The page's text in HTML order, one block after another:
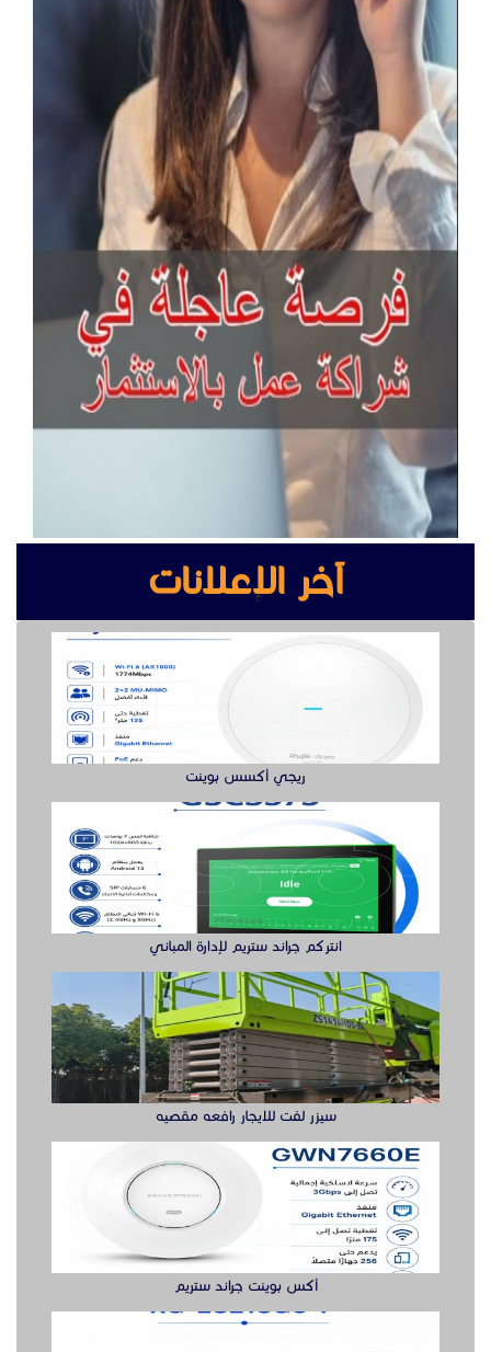
آخر الإعلانات
ريجي أكسس بوينت
انتركم جراند ستريم لإدارة المباني
سيزر لفت للايجار رافعه مقصيه
أكس بوينت جراند ستريم